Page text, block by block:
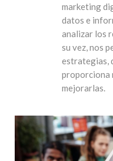
marketing
datos e
analizar los
su vez, nos
estrategias,
proporciona
mejorarlas.